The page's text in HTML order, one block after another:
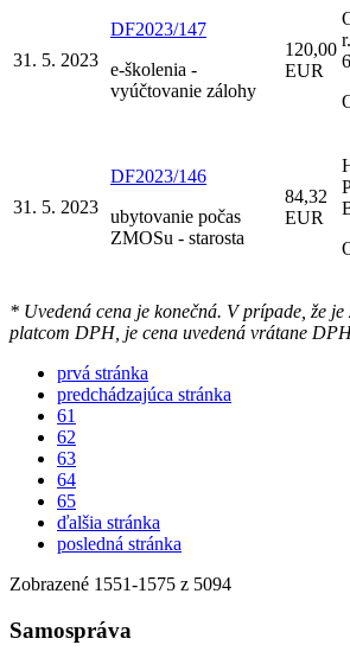
31. 5. 2023
DF2023/147
e-školenia -
vyúčtovanie zálohy
120,00
EUR
31. 5. 2023
DF2023/146
ubytovanie počas
ZMOSu - starosta
84,32
EUR
* Uvedená cena je konečná. V prípade, že
platcom DPH, je cena uvedená vrátane
prvá stránka
predchádzajúca stránka
61
62
63
64
65
ďalšia stránka
posledná stránka
Zobrazené 1551-1575 z 5094
Samospráva